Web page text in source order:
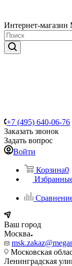
Интернет-
+7 (495) 640-06-76
Заказать звонок
Задать вопрос
Войти
Корзина0
Ваш город
Москва
Московская
Ленинградская